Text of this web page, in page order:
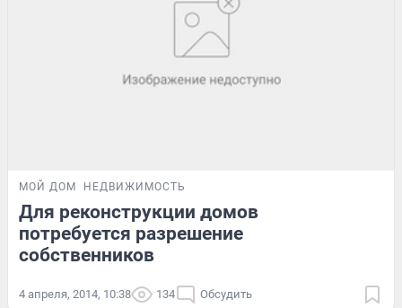
МОЙ ДОМ НЕДВИЖИМОСТЬ
Для реконструкции домов
потребуется разрешение
собственников
4 апреля, 2014, 10:38 134 Обсудить